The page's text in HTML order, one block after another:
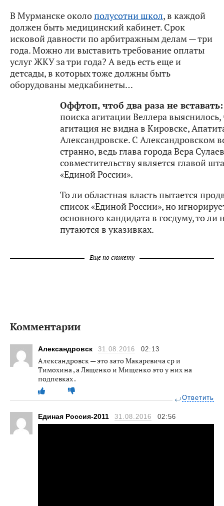
В Мурманске околополусотни школ, в каждой
должен быть медицинский кабинет. Срок
исковой давности по арбитражным делам — три
года. Можно ли выставить требование оплаты
услуг ЖКУ за три года? А ведь есть еще и
детсады, в которых тоже должны быть
оборудованы медкабинеты…
Оффтоп, чтоб два раза не вставать:
поиска агитации Веллера выяснилось,
агитация не видна в Кировске,
Александровске. С Александровском
странно, ведь глава города Вера
совместительству является главой
«Единой России».
То ли областная власть пытается
список «Единой России», но
основного кандидата в госдуму, то ли
путаются в указивках.
Еще по сюжету
Комментарии
Александровск 31.08.2016 02:13
Александровск — это зато Макаревича ср и
Тимохина , а Лященко и Мищенко это у них на
подпевках .
Ответить
Единая Россия-2011 31.08.2016 02:56